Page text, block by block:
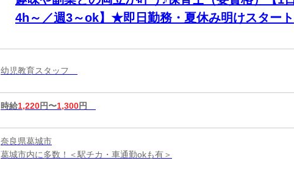
4h～／週3～ok】★即日勤務・夏休み明けスタート
幼児教育スタッフ
時給1,220円〜1,300円
奈良県葛城市
葛城市内に多数！＜駅チカ・車通勤okも有＞